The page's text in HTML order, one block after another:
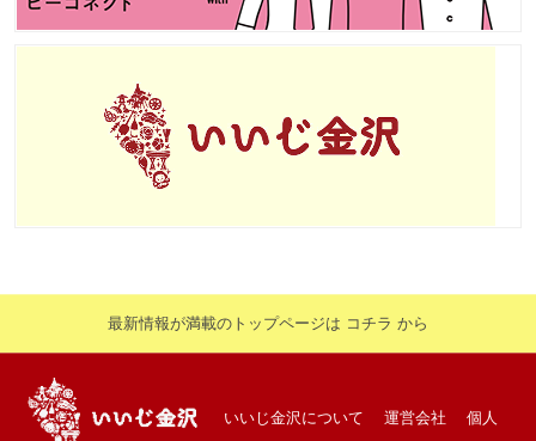
最新情報が満載のトップページは コチラ から
いいじ金沢について 運営会社 個人